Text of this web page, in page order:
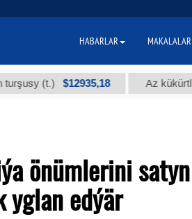
(t.) $12935,18 Az kükürtli
önümlerini
yglan edýär
HABARLAR MAKALALAR